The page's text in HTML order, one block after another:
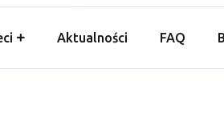
Aktualności FAQ